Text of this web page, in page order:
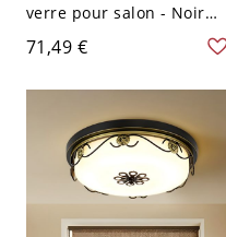
verre pour salon - Noir
Mat 110 V-120 V 33,02 cm
71,49 €